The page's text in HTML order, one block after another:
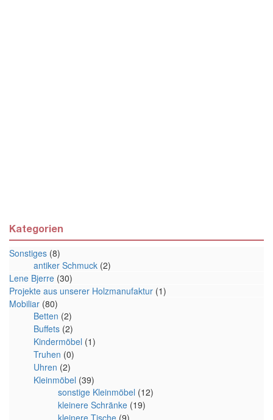
Kategorien
Sonstiges (8)
antiker Schmuck (2)
Lene Bjerre (30)
Projekte aus unserer Holzmanufaktur (1)
Mobiliar (80)
Betten (2)
Buffets (2)
Kindermöbel (1)
Truhen (0)
Uhren (2)
Kleinmöbel (39)
sonstige Kleinmöbel (12)
kleinere Schränke (19)
kleinere Tische (9)